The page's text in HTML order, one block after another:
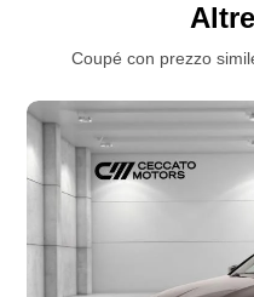
Coupé con prezzo